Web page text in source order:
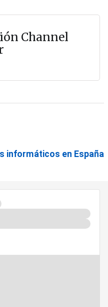
Channel
informáticos en España